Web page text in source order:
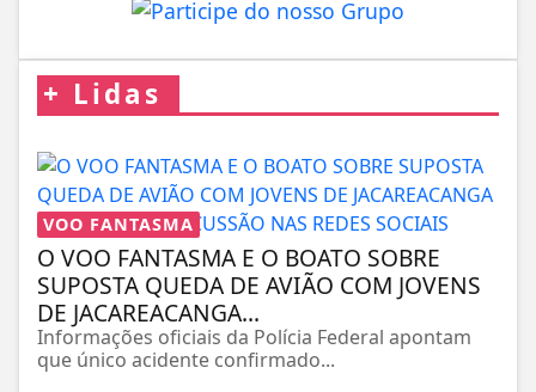
+ Lidas
VOO FANTASMA
O VOO FANTASMA E O BOATO SOBRE
SUPOSTA QUEDA DE AVIÃO COM JOVENS
DE JACAREACANGA...
Informações oficiais da Polícia Federal apontam
que único acidente confirmado...